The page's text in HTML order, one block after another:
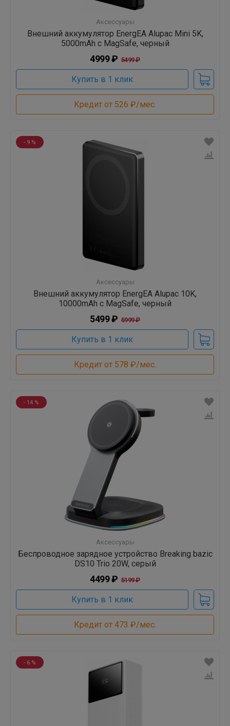
Аксессуары
Внешний аккумулятор EnergEA Alupac Mini 5K,
5000mAh с MagSafe, черный
4999 ₽ 5499 ₽
Купить в 1 клик
Кредит от 526 ₽/мес.
- 9 %
Аксессуары
Внешний аккумулятор EnergEA Alupac 10K,
10000mAh с MagSafe, черный
5499 ₽ 5999 ₽
Купить в 1 клик
Кредит от 578 ₽/мес.
- 14 %
Аксессуары
Беспроводное зарядное устройство Breaking bazic
DS10 Trio 20W, серый
4499 ₽ 5199 ₽
Купить в 1 клик
Кредит от 473 ₽/мес.
- 6 %